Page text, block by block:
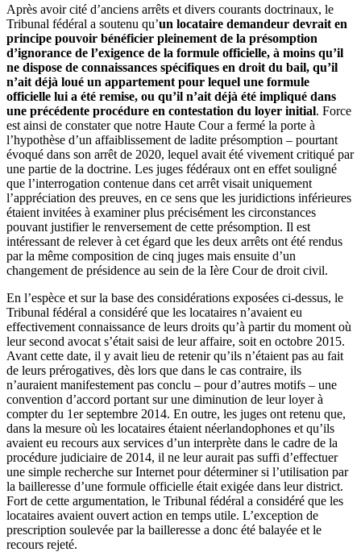
Après avoir cité d’anciens arrêts et divers courants doctrinaux, le
Tribunal fédéral a soutenu qu’un locataire demandeur devrait en
principe pouvoir bénéficier pleinement de la présomption
d’ignorance de l’exigence de la formule officielle, à moins qu’il
ne dispose de connaissances spécifiques en droit du bail, qu’il
n’ait déjà loué un appartement pour lequel une formule
officielle lui a été remise, ou qu’il n’ait déjà été impliqué dans
une précédente procédure en contestation du loyer initial. Force
est ainsi de constater que notre Haute Cour a fermé la porte à
l’hypothèse d’un affaiblissement de ladite présomption – pourtant
évoqué dans son arrêt de 2020, lequel avait été vivement critiqué par
une partie de la doctrine. Les juges fédéraux ont en effet souligné
que l’interrogation contenue dans cet arrêt visait uniquement
l’appréciation des preuves, en ce sens que les juridictions inférieures
étaient invitées à examiner plus précisément les circonstances
pouvant justifier le renversement de cette présomption. Il est
intéressant de relever à cet égard que les deux arrêts ont été rendus
par la même composition de cinq juges mais ensuite d’un
changement de présidence au sein de la Ière Cour de droit civil.
En l’espèce et sur la base des considérations exposées ci-dessus, le
Tribunal fédéral a considéré que les locataires n’avaient eu
effectivement connaissance de leurs droits qu’à partir du moment où
leur second avocat s’était saisi de leur affaire, soit en octobre 2015.
Avant cette date, il y avait lieu de retenir qu’ils n’étaient pas au fait
de leurs prérogatives, dès lors que dans le cas contraire, ils
n’auraient manifestement pas conclu – pour d’autres motifs – une
convention d’accord portant sur une diminution de leur loyer à
compter du 1er septembre 2014. En outre, les juges ont retenu que,
dans la mesure où les locataires étaient néerlandophones et qu’ils
avaient eu recours aux services d’un interprète dans le cadre de la
procédure judiciaire de 2014, il ne leur aurait pas suffi d’effectuer
une simple recherche sur Internet pour déterminer si l’utilisation par
la bailleresse d’une formule officielle était exigée dans leur district.
Fort de cette argumentation, le Tribunal fédéral a considéré que les
locataires avaient ouvert action en temps utile. L’exception de
prescription soulevée par la bailleresse a donc été balayée et le
recours rejeté.